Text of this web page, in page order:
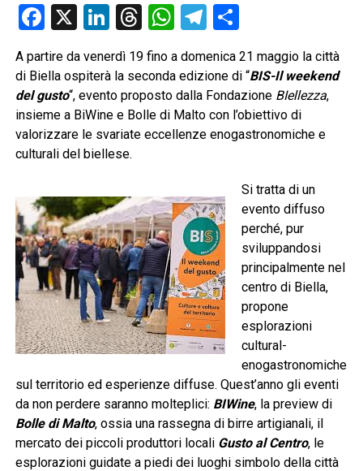
Facebook
X LinkedIn
Threads
WhatsApp
Telegram
Condividi
A partire da venerdì 19 fino a domenica 21 maggio la città
di Biella ospiterà la seconda edizione di “BIS-Il weekend
del gusto“, evento proposto dalla Fondazione BIellezza,
insieme a BiWine e Bolle di Malto con l’obiettivo di
valorizzare le svariate eccellenze enogastronomiche e
culturali del biellese.
Si tratta di un
evento diffuso
perché, pur
sviluppandosi
principalmente nel
centro di Biella,
propone
esplorazioni
cultural-
enogastronomiche
sul territorio ed esperienze diffuse. Quest’anno gli eventi
da non perdere saranno molteplici: BIWine, la preview di
Bolle di Malto, ossia una rassegna di birre artigianali, il
mercato dei piccoli produttori locali Gusto al Centro, le
esplorazioni guidate a piedi dei luoghi simbolo della città